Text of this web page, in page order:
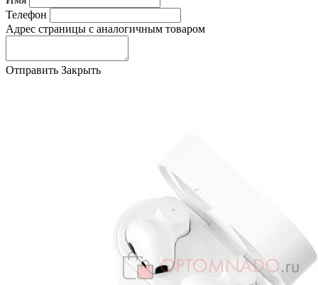
Телефон
Адрес страницы с аналогичным товаром
Отправить Закрыть